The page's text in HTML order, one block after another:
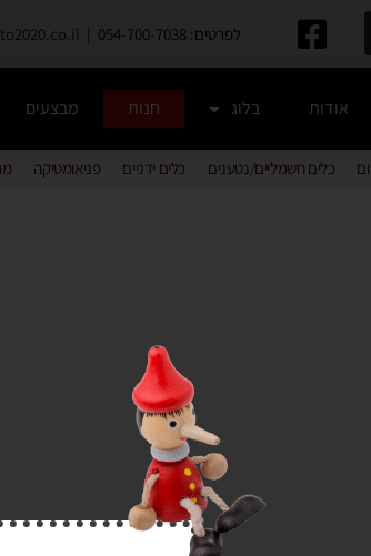
לפרטים: 054-700-7038 |
אודות בלוג חנות מבצעים
כלים חשמליים/נטענים כלים ידניים פניאומטיקה